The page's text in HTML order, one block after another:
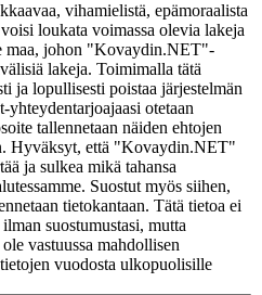
vihamielistä, epämoraalista
loukata voimassa olevia lakeja
maa, johon "Kovaydin.NET"-
lakeja. Toimimalla tätä
ja lopullisesti poistaa järjestelmän
yhteydentarjoajaasi otetaan
tallennetaan näiden ehtojen
Hyväksyt, että "Kovaydin.NET"
ja sulkea mikä tahansa
Suostut myös siihen,
tietokantaan. Tätä tietoa ei
suostumustasi, mutta
vastuussa mahdollisen
vuodosta ulkopuolisille